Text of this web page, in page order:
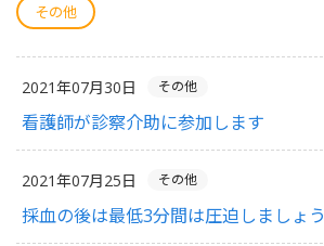
その他
2021年07月30日 その他
看護師が診察介助に参加します
2021年07月25日 その他
採血の後は最低3分間は圧迫しましょう